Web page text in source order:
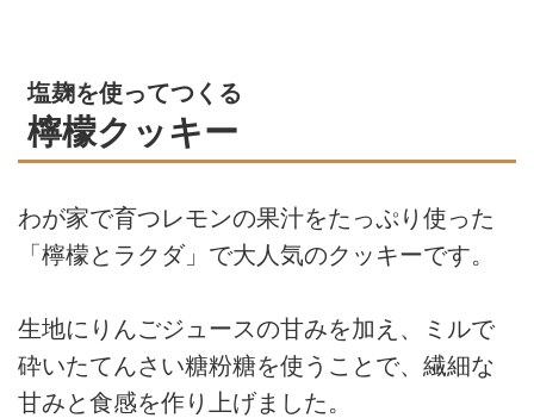
塩麹を使ってつくる
檸檬クッキー
わが家で育つレモンの果汁をたっぷり使った
「檸檬とラクダ」で大人気のクッキーです。
生地にりんごジュースの甘みを加え、ミルで
砕いたてんさい糖粉糖を使うことで、繊細な
甘みと食感を作り上げました。